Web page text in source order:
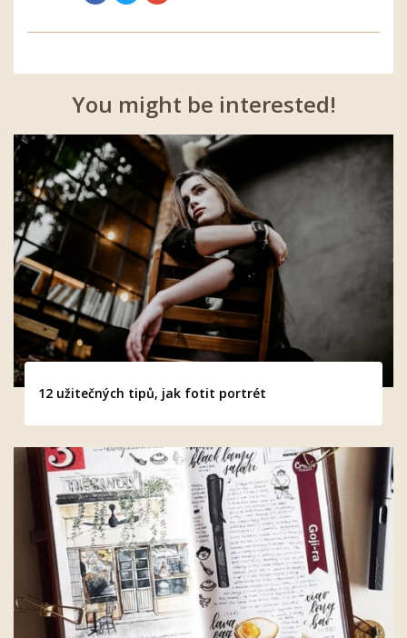
You might be interested!
12 užitečných tipů, jak fotit portrét